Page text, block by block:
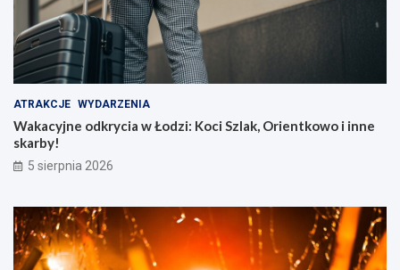
ATRAKCJE WYDARZENIA
Wakacyjne odkrycia w Łodzi: Koci Szlak, Orientkowo i inne
skarby!
5 sierpnia 2026